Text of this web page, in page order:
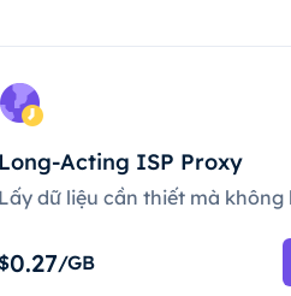
Long-Acting ISP Proxy
Lấy dữ liệu cần thiết mà không
$0.27/GB